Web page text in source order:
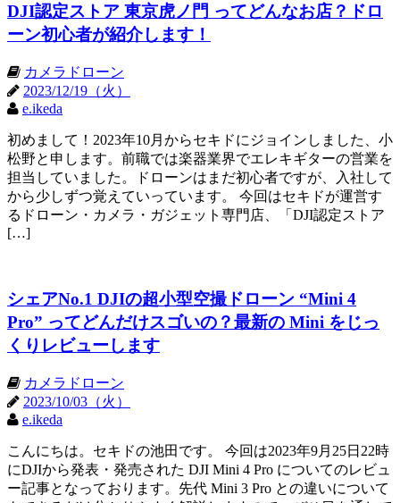
DJI認定ストア 東京虎ノ門 ってどんなお店？ドロ
ーン初心者が紹介します！
カメラドローン
2023/12/19（火）
e.ikeda
初めまして！2023年10月からセキドにジョインしました、小
松野と申します。前職では楽器業界でエレキギターの営業を
担当していました。ドローンはまだ初心者ですが、入社して
から少しずつ覚えていっています。 今回はセキドが運営す
るドローン・カメラ・ガジェット専門店、「DJI認定ストア
[…]
シェアNo.1 DJIの超小型空撮ドローン “Mini 4
Pro” ってどんだけスゴいの？最新の Mini をじっ
くりレビューします
カメラドローン
2023/10/03（火）
e.ikeda
こんにちは。セキドの池田です。 今回は2023年9月25日22時
にDJIから発表・発売された DJI Mini 4 Pro についてのレビュ
ー記事となっております。先代 Mini 3 Pro との違いについて